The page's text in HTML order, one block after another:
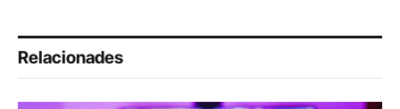
Relacionades